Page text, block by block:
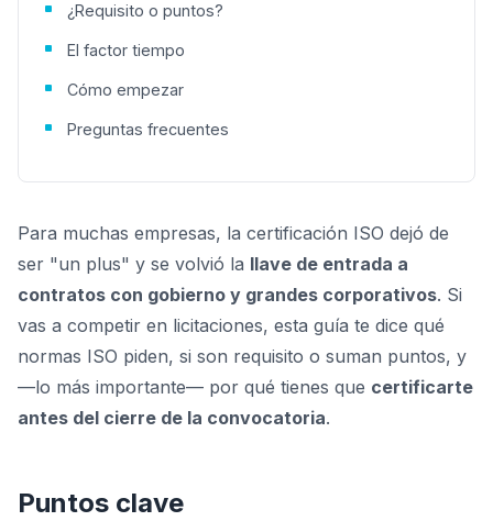
Para muchas empresas, la certificación ISO dejó de
ser "un plus" y se volvió la llave de entrada a
contratos con gobierno y grandes corporativos. Si
vas a competir en licitaciones, esta guía te dice qué
normas ISO piden, si son requisito o suman puntos, y
—lo más importante— por qué tienes que certificarte
antes del cierre de la convocatoria.
Puntos clave
¿Requisito o puntos?
El factor tiempo
Cómo empezar
Preguntas frecuentes